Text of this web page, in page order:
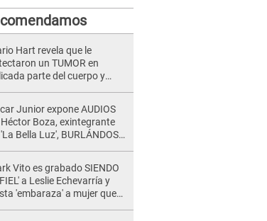
Hart revela que le
un TUMOR en
parte del cuerpo y
fuertes..."
Junior expone AUDIOS
Boza, exintegrante
Bella Luz', BURLÁNDOSE
Vito es grabado SIENDO
a Leslie Echevarría y
'embaraza' a mujer que